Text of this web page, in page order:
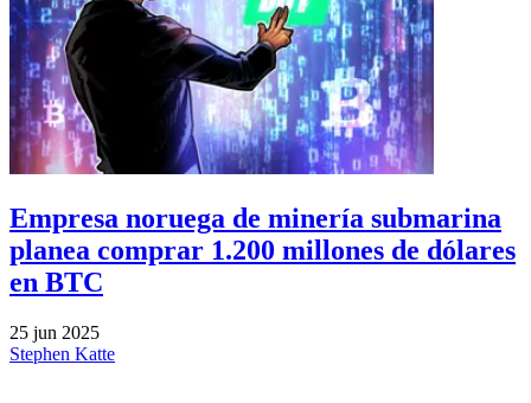
Empresa noruega de minería submarina
planea comprar 1.200 millones de dólares
en BTC
25 jun 2025
Stephen Katte